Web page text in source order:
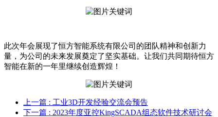
此次年会展现了恒方智能系统有限公司的团队精神和创新力
量，为公司的未来发展奠定了坚实基础。让我们共同期待恒方
智能在新的一年里继续创造辉煌！
上一篇 : 工业3D开发经验交流会预告
下一篇 : 2023年度亚控KingSCADA组态软件技术研讨会